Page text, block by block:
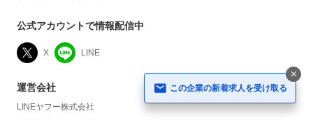
この企業の新着求人を受け取る
公式アカウントで情報配信中
X LINE
運営会社
LINEヤフー株式会社